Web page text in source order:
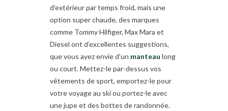
d’extérieur par temps froid, mais une
option super chaude, des marques
comme Tommy Hilfiger, Max Mara et
Diesel ont d’excellentes suggestions,
que vous ayez envie d’un manteau long
ou court. Mettez-le par-dessus vos
vêtements de sport, emportez-le pour
votre voyage au ski ou portez-le avec
une jupe et des bottes de randonnée.